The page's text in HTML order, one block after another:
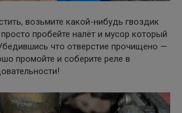
возьмите какой-нибудь гвоздик
пробейте налёт и мусор который
что отверстие прочищено —
промойте и соберите реле в